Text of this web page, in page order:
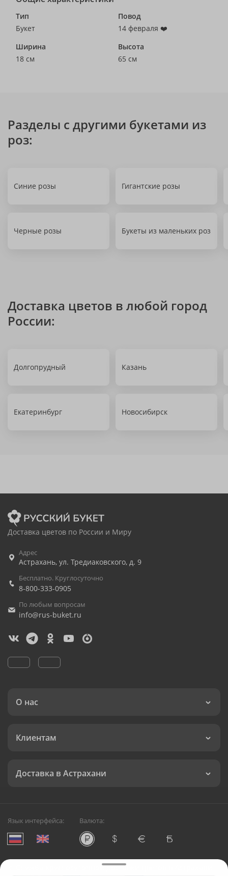
Тип
Букет
Повод
14 февраля ❤️
Ширина
18 см
Высота
65 см
Разделы с другими букетами из
роз:
Синие розы Гигантские розы
Черные розы Букеты из маленьких роз
Доставка цветов в любой город
России:
Долгопрудный Казань
Екатеринбург Новосибирск
Доставка цветов по России и Миру
Адрес
Астрахань, ул. Тредиаковского, д. 9
Бесплатно. Круглосуточно
8-800-333-0905
По любым вопросам
info@rus-buket.ru
О нас
Клиентам
Доставка в Астрахани
Язык интерфейса: Валюта:
Служба круглосуточной доставки цветов в Астрахани